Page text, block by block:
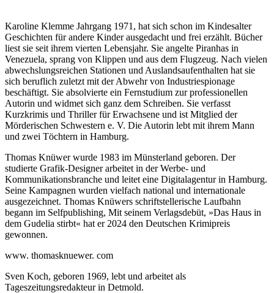
Karoline Klemme Jahrgang 1971, hat sich schon im Kindesalter
Geschichten für andere Kinder ausgedacht und frei erzählt. Bücher
liest sie seit ihrem vierten Lebensjahr. Sie angelte Piranhas in
Venezuela, sprang von Klippen und aus dem Flugzeug. Nach vielen
abwechslungsreichen Stationen und Auslandsaufenthalten hat sie
sich beruflich zuletzt mit der Abwehr von Industriespionage
beschäftigt. Sie absolvierte ein Fernstudium zur professionellen
Autorin und widmet sich ganz dem Schreiben. Sie verfasst
Kurzkrimis und Thriller für Erwachsene und ist Mitglied der
Mörderischen Schwestern e. V. Die Autorin lebt mit ihrem Mann
und zwei Töchtern in Hamburg.
Thomas Knüwer wurde 1983 im Münsterland geboren. Der
studierte Grafik-Designer arbeitet in der Werbe- und
Kommunikationsbranche und leitet eine Digitalagentur in Hamburg.
Seine Kampagnen wurden vielfach national und internationale
ausgezeichnet. Thomas Knüwers schriftstellerische Laufbahn
begann im Selfpublishing, Mit seinem Verlagsdebüt, »Das Haus in
dem Gudelia stirbt« hat er 2024 den Deutschen Krimipreis
gewonnen.
www. thomasknuewer. com
Sven Koch, geboren 1969, lebt und arbeitet als
Tageszeitungsredakteur in Detmold.